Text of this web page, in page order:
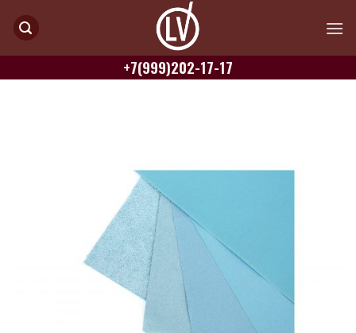
+7(999)202-17-17